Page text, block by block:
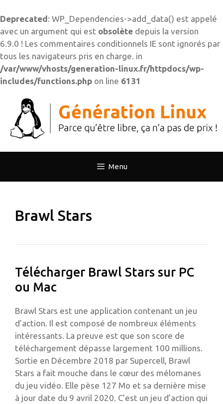
Deprecated: WP_Dependencies->add_data() est appelé
avec un argument qui est obsolète depuis la version
6.9.0 ! Les commentaires conditionnels IE sont ignorés par
tous les navigateurs pris en charge. in
/var/www/vhosts/generation-linux.fr/httpdocs/wp-
includes/functions.php on line 6131
contenu
Menu
Brawl Stars
Télécharger Brawl Stars sur PC
ou Mac
Brawl Stars est une application contenant un jeu
d’action. Il est composé de nombreux éléments
intéressants. La preuve est que son score de
téléchargement dépasse largement 100 millions.
Sortie en Décembre 2018 par Supercell, Brawl
Stars a fait mouche dans le cœur des mélomanes
du jeu vidéo. Elle pèse 127 Mo et sa dernière mise
à jour date du 9 avril 2020. C’est un jeu d’action qui